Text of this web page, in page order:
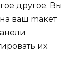
другое. Вы
ваш mакет
их